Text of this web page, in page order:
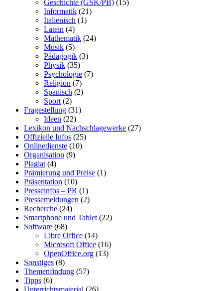
Geschichte (GSK/PB) (15)
Informatik (21)
Italienisch (1)
Latein (4)
Mathematik (24)
Musik (5)
Pädagogik (3)
Physik (35)
Psychologie (7)
Religion (7)
Spanisch (2)
Sport (2)
Fragestellung (31)
Ideen (22)
Lexikon und Nachschlagewerke (27)
Offizielle Infos (25)
Onlinedienste (10)
Organisation (9)
Plagiat (4)
Prämierung und Preise (1)
Präsentation (10)
Presseinfos – PR (1)
Pressemeldungen (2)
Recherche (24)
Smartphone und Tablet (22)
Software (68)
Libre Office (14)
Microsoft Office (16)
OpenOffice.org (13)
Sonstiges (8)
Themenfindung (57)
Tipps (6)
Unterrichtsmaterial (26)